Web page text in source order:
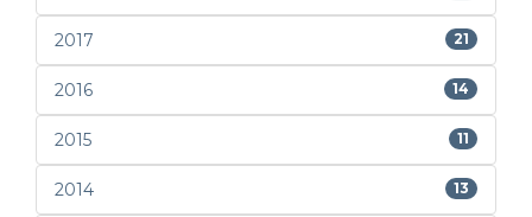
2017 21
2016 14
2015 11
2014 13